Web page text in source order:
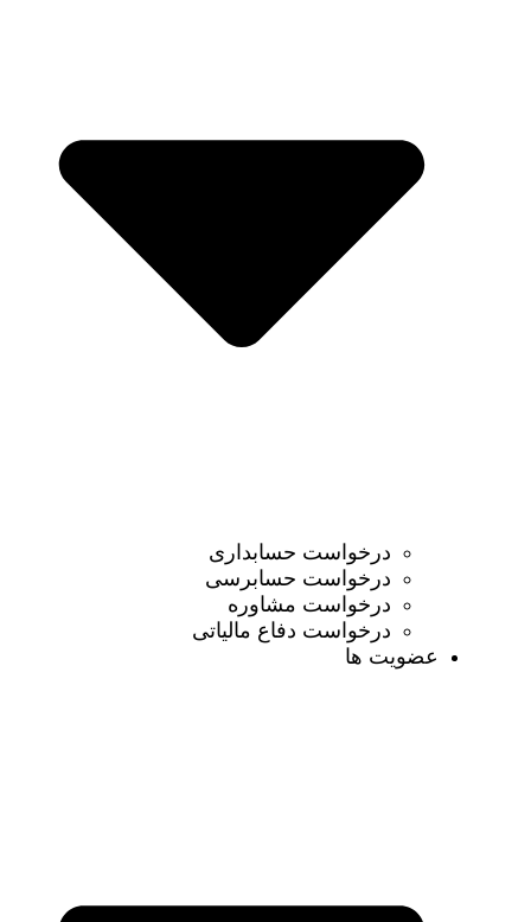
درخواست حسابداری
درخواست حسابرسی
درخواست مشاوره
درخواست دفاع مالیاتی
عضویت ها